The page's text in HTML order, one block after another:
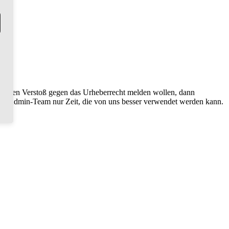
Verstoß gegen das Urheberrecht melden wollen, dann
Admin-Team nur Zeit, die von uns besser verwendet werden kann.